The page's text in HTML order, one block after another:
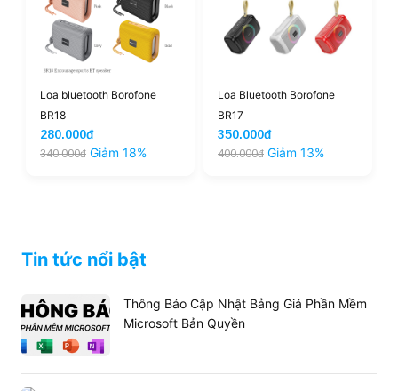
Loa bluetooth Borofone
BR18
280.000đ
340.000đ Giảm 18%
Loa Bluetooth Borofone
BR17
350.000đ
400.000đ Giảm 13%
Tin tức nổi bật
Thông Báo Cập Nhật Bảng Giá Phần Mềm
Microsoft Bản Quyền